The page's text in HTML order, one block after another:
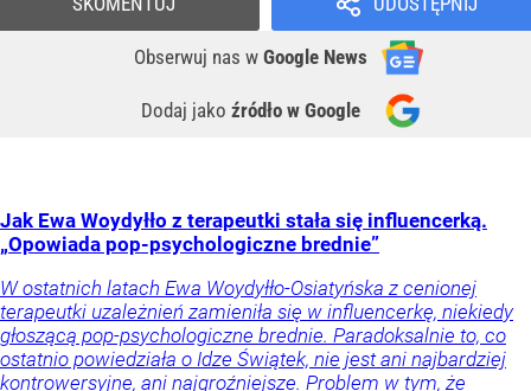
Obserwuj nas w Google News
Dodaj jako źródło w Google
Jak Ewa Woydyłło z terapeutki stała się influencerką.
„Opowiada pop-psychologiczne brednie”
W ostatnich latach Ewa Woydyłło-Osiatyńska z cenionej
terapeutki uzależnień zamieniła się w influencerkę, niekiedy
głoszącą pop-psychologiczne brednie. Paradoksalnie to, co
ostatnio powiedziała o Idze Świątek, nie jest ani najbardziej
kontrowersyjne, ani najgroźniejsze. Problem w tym, że